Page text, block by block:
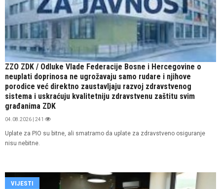
ZZO ZDK / Odluke Vlade Federacije Bosne i Hercegovine o
neuplati doprinosa ne ugrožavaju samo rudare i njihove
porodice već direktno zaustavljaju razvoj zdravstvenog
sistema i uskraćuju kvalitetniju zdravstvenu zaštitu svim
građanima ZDK
04.08.2026 | 241
Uplate za PIO su bitne, ali smatramo da uplate za zdravstveno osiguranje
nisu nebitne.
VIJESTI